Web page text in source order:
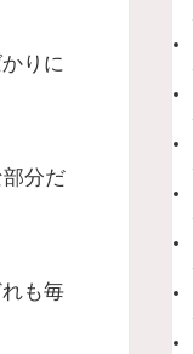
りに
分だ
も毎